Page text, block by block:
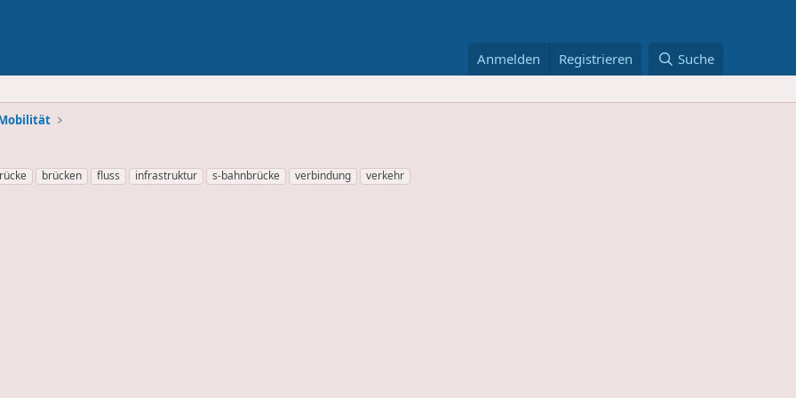
Anmelden Registrieren Suche
brücken fluss infrastruktur s-bahnbrücke verbindung verkehr